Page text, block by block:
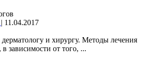
| 11.04.2017
и хирургу. Методы лечения
зависимости от того, ...